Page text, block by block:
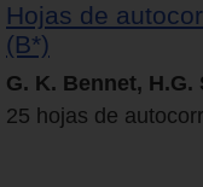
Hojas de
(B*)
G. K. Bennet, H.G.
25 hojas de